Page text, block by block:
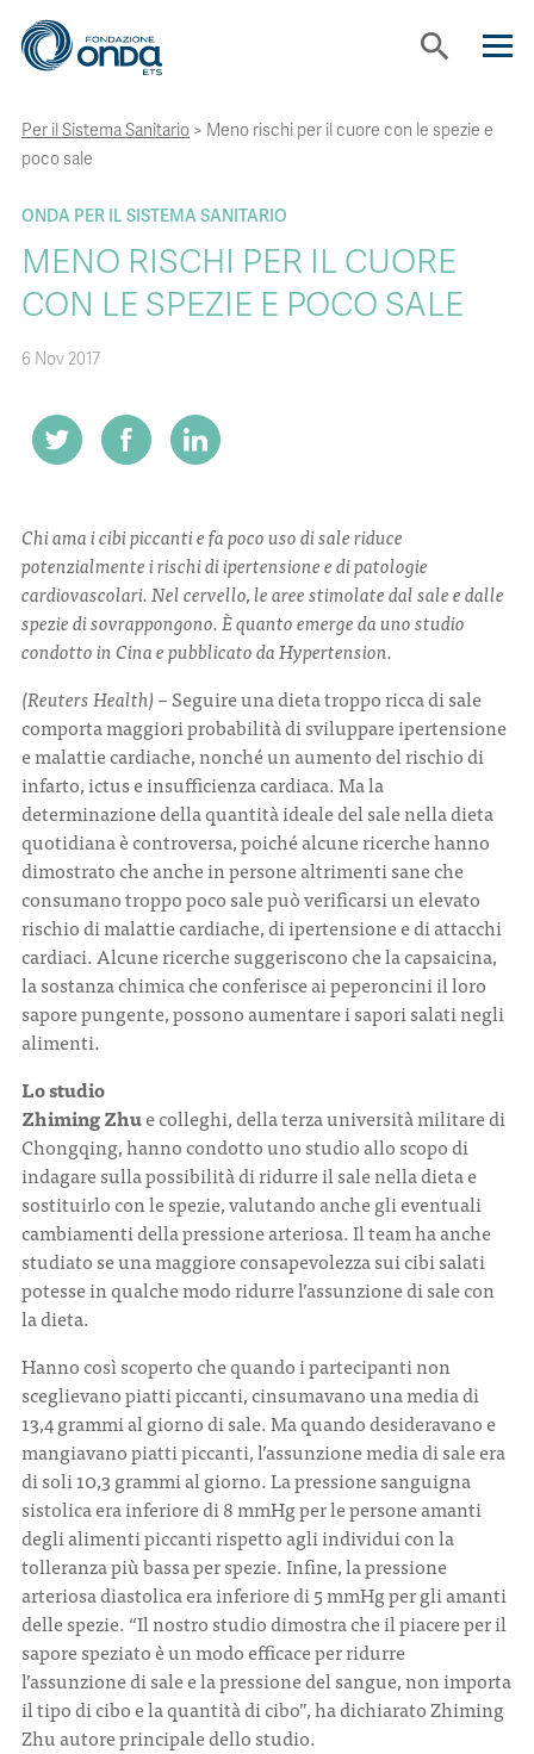
search
CHI SIAMO
CON CHI LAVORIAMO
STRUMENTI
PROGETTI
BOLLINI
NEWS
CONTATTI
ITA ENG
Per il Sistema Sanitario > Meno rischi per il cuore con le spezie e
poco sale
ONDA PER IL SISTEMA SANITARIO
MENO RISCHI PER IL CUORE
CON LE SPEZIE E POCO SALE
6 Nov 2017
Chi ama i cibi piccanti e fa poco uso di sale riduce
potenzialmente i rischi di ipertensione e di patologie
cardiovascolari. Nel cervello, le aree stimolate dal sale e dalle
spezie di sovrappongono. È quanto emerge da uno studio
condotto in Cina e pubblicato da Hypertension.
(Reuters Health) –Seguire una dieta troppo ricca di sale
comporta maggiori probabilità di sviluppare ipertensione
e malattie cardiache, nonché un aumento del rischio di
infarto, ictus e insufficienza cardiaca. Ma la
determinazione della quantità ideale del sale nella dieta
quotidiana è controversa, poiché alcune ricerche hanno
dimostrato che anche in persone altrimenti sane che
consumano troppo poco sale può verificarsi un elevato
rischio di malattie cardiache, di ipertensione e di attacchi
cardiaci. Alcune ricerche suggeriscono che la capsaicina,
la sostanza chimica che conferisce ai peperoncini il loro
sapore pungente, possono aumentare i sapori salati negli
alimenti.
Lo studio
Zhiming Zhue colleghi, della terza università militare di
Chongqing, hanno condotto uno studio allo scopo di
indagare sulla possibilità di ridurre il sale nella dieta e
sostituirlo con le spezie, valutando anche gli eventuali
cambiamenti della pressione arteriosa. Il team ha anche
studiato se una maggiore consapevolezza sui cibi salati
potesse in qualche modo ridurre l’assunzione di sale con
la dieta.
Hanno così scoperto che quando i partecipanti non
sceglievano piatti piccanti, cinsumavano una media di
13,4 grammi al giorno di sale. Ma quando desideravano e
mangiavano piatti piccanti, l’assunzione media di sale era
di soli 10,3 grammi al giorno. La pressione sanguigna
sistolica era inferiore di 8 mmHg per le persone amanti
degli alimenti piccanti rispetto agli individui con la
tolleranza più bassa per spezie. Infine, la pressione
arteriosa diastolica era inferiore di 5 mmHg per gli amanti
delle spezie. “Il nostro studio dimostra che il piacere per il
sapore speziato è un modo efficace per ridurre
l’assunzione di sale e la pressione del sangue, non importa
il tipo di cibo e la quantità di cibo”, ha dichiarato Zhiming
Zhu autore principale dello studio.